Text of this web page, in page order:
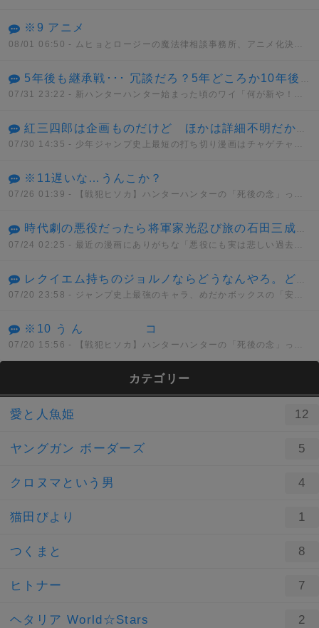
※9 アニメ
08/01 06:50 - ムヒョとロージーの魔法律相談事務所、アニメ化決定！！
5年後も継承戦･･･ 冗談だろ？5年どころか10年後も継承戦だぜ･･･
07/31 23:22 - 新ハンターハンター始まった頃のワイ「何が新や！何もかもクソやんけ」→
紅三四郎は企画ものだけど ほかは詳細不明だから間違いでもない 通常打ち切りとはっきりしてるものではセコンド(6週)が最短
07/30 14:35 - 少年ジャンプ史上最短の打ち切り漫画はチャゲチャとかいうデマwwwww
※11遅いな…うんこか？
07/26 01:39 - 【戦犯ヒソカ】ハンターハンターの「死後の念」って正直設定ミスだよな？
時代劇の悪役だったら将軍家光忍び旅の石田三成の娘で徳川に復讐しようとしてた 五十鈴とか悪代官とはノリが違い過ぎて何だかなって感じだった
07/24 02:25 - 最近の漫画にありがちな「悪役にも実は悲しい過去があったんだ」的なヤツどう思う？
レクイエム持ちのジョルノならどうなんやろ。どんな能力を持とうと真実に到達できないでなんとか、、、
07/20 23:58 - ジャンプ史上最強のキャラ、めだかボックスの「安心院なじみ」に決まってしまう。。。
※10 う ん コ
07/20 15:56 - 【戦犯ヒソカ】ハンターハンターの「死後の念」って正直設定ミスだよな？
カテゴリー
愛と人魚姫 12
ヤングガン ボーダーズ 5
クロヌマという男 4
猫田びより 1
つくまと 8
ヒトナー 7
ヘタリア World☆Stars 2